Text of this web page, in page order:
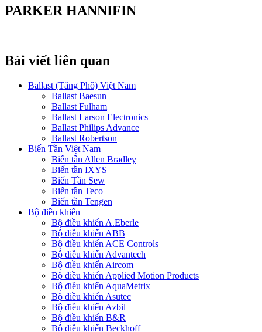
PARKER HANNIFIN
Bài viết liên quan
Ballast (Tăng Phô) Việt Nam
Ballast Baesun
Ballast Fulham
Ballast Larson Electronics
Ballast Philips Advance
Ballast Robertson
Biến Tần Việt Nam
Biến tần Allen Bradley
Biến tần IXYS
Biến Tần Sew
Biến tần Teco
Biến tần Tengen
Bộ điều khiển
Bộ điều khiển A.Eberle
Bộ điều khiển ABB
Bộ điều khiển ACE Controls
Bộ điều khiển Advantech
Bộ điều khiển Aircom
Bộ điều khiển Applied Motion Products
Bộ điều khiển AquaMetrix
Bộ điều khiển Asutec
Bộ điều khiển Azbil
Bộ điều khiển B&R
Bộ điều khiển Beckhoff